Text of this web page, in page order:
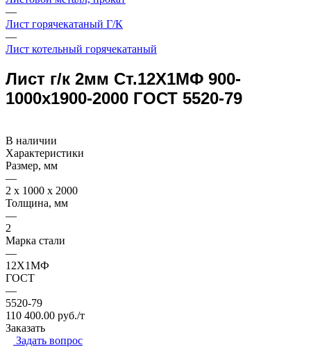
—
Лист горячекатаный Г/К
—
Лист котельный горячекатаный
Лист г/к 2мм Ст.12Х1МФ 900-
1000х1900-2000 ГОСТ 5520-79
В наличии
Характеристики
Размер, мм
—
2 x 1000 x 2000
Толщина, мм
—
2
Марка стали
—
12Х1МФ
ГОСТ
—
5520-79
110 400.00 руб./т
Заказать
Задать вопрос